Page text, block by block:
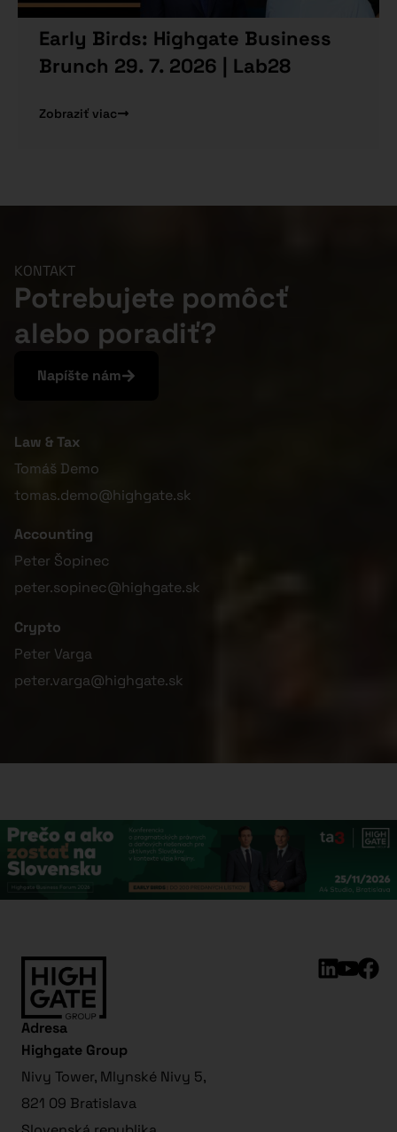
Early Birds: Highgate Business
Brunch 29. 7. 2026 | Lab28
Zobraziť viac
KONTAKT
Potrebujete pomôcť
alebo poradiť?
Napíšte nám
Law & Tax
Tomáš Demo
tomas.demo@highgate.sk
Accounting
Peter Šopinec
peter.sopinec@highgate.sk
Crypto
Peter Varga
peter.varga@highgate.sk
Adresa
Highgate Group
Nivy Tower, Mlynské Nivy 5,
821 09 Bratislava